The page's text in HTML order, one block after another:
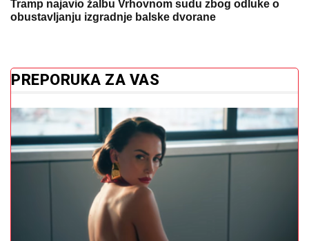
Tramp najavio žalbu Vrhovnom sudu zbog odluke o
obustavljanju izgradnje balske dvorane
PREPORUKA ZA VAS